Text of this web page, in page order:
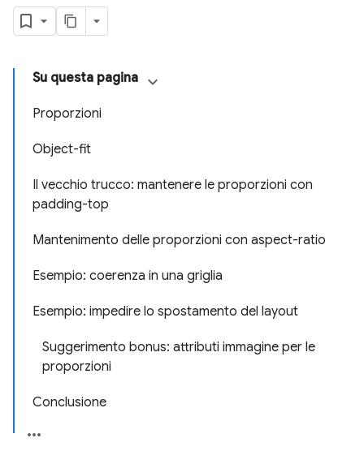
Su questa pagina
Proporzioni
Object-fit
Il vecchio trucco: mantenere le proporzioni con
padding-top
Mantenimento delle proporzioni con aspect-ratio
Esempio: coerenza in una griglia
Esempio: impedire lo spostamento del layout
Suggerimento bonus: attributi immagine per le
proporzioni
Conclusione